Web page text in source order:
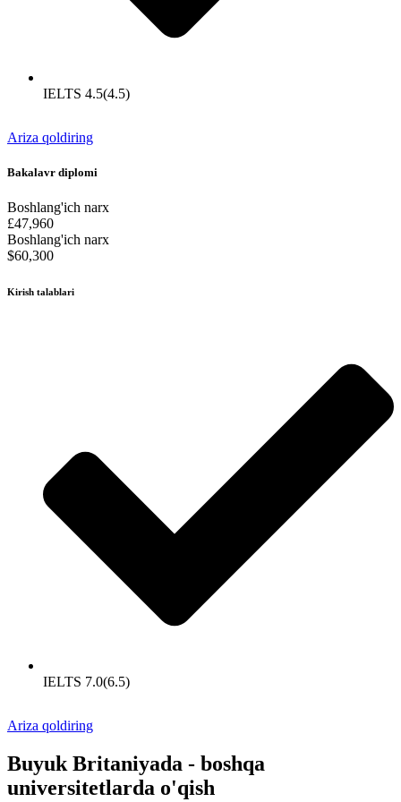
IELTS 4.5(4.5)
Ariza qoldiring
Bakalavr diplomi
Boshlang'ich narx
£47,960
Boshlang'ich narx
$60,300
Kirish talablari
IELTS 7.0(6.5)
Ariza qoldiring
Buyuk Britaniyada - boshqa
universitetlarda o'qish